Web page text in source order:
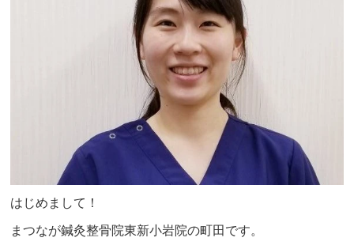
はじめまして！
まつなが鍼灸整骨院東新小岩院の町田です。